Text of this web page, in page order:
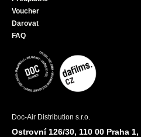
Voucher
Darovat
FAQ
Doc-Air Distribution s.r.o.
Ostrovní 126/30, 110 00 Praha 1,